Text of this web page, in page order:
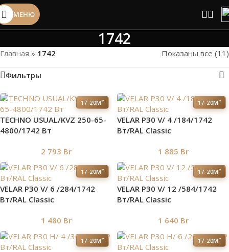
МЕНЮ
1742
Главная » 1742 Показаны все (11)
Фильтры
17-20М²
TECHNO USUAL/KVZ 250-65-
4800/1742 Вт
2 793 Br
17-20М²
VELAR P30 V/ 4 /184/1742
Вт/RAL Classic
1 885 Br
17-20М²
VELAR P30 V/ 6 /284/1742
Вт/RAL Classic
1 480 Br
17-20М²
VELAR P30 V/ 12 /584/1742
Вт/RAL Classic
1 640 Br
17-20М² 17-20М²